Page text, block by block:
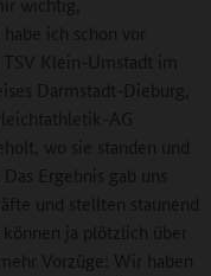
ich schon vor
Klein-Umstadt im
Darmstadt-Dieburg,
AG
wo sie standen und
Ergebnis gab uns
und stellten staunend
ja plötzlich über
Vorzüge: Wir haben